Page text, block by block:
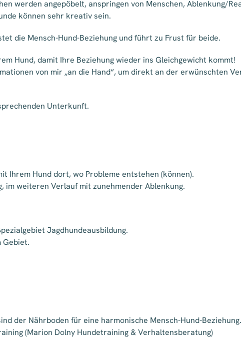
werden angepöbelt, anspringen von Menschen, Ablenkung/
können sehr kreativ sein.
die Mensch-Hund-Beziehung und führt zu Frust für beide.
Hund, damit Ihre Beziehung wieder ins Gleichgewicht kommt!
von mir „an die Hand“, um direkt an der erwünschten
Unterkunft.
Ihrem Hund dort, wo Probleme entstehen (können).
im weiteren Verlauf mit zunehmender Ablenkung.
Jagdhundeausbildung.
Gebiet.
der Nährboden für eine harmonische Mensch-Hund-
(Marion Dolny Hundetraining & Verhaltensberatung)